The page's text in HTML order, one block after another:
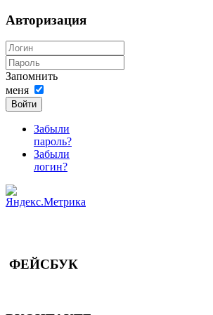
Авторизация
Запомнить
меня
Войти
Забыли
пароль?
Забыли
логин?
ФЕЙСБУК